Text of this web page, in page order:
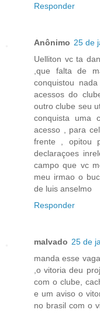
Responder
Anônimo 25 de
Uelliton vc ta
,que falta de
conquistou
acessos do
outro clube seu
conquista uma
acesso , para
frente , opitou
declaraçoes
campo que vc
meu irmao o
de luis anselmo
Responder
malvado 25 de
manda esse
,o vitoria deu
com o clube,
e um aviso o
no brasil com o